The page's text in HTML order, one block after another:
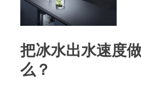
把冰水出水速度
么？